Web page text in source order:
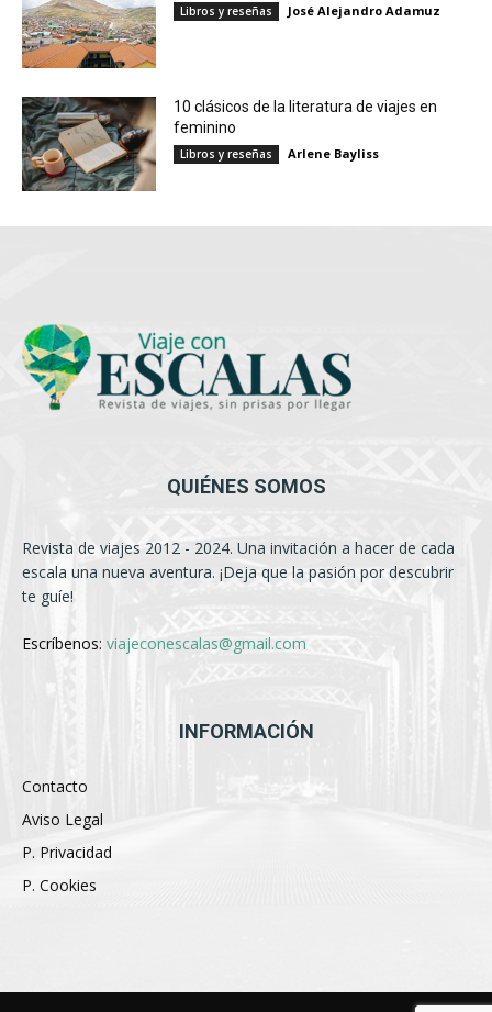
Libros y reseñas José Alejandro Adamuz
10 clásicos de la literatura de viajes en
feminino
Libros y reseñas Arlene Bayliss
QUIÉNES SOMOS
Revista de viajes 2012 - 2024. Una invitación a hacer de cada
escala una nueva aventura. ¡Deja que la pasión por descubrir
te guíe!
Escríbenos: viajeconescalas@gmail.com
INFORMACIÓN
Contacto
Aviso Legal
P. Privacidad
P. Cookies